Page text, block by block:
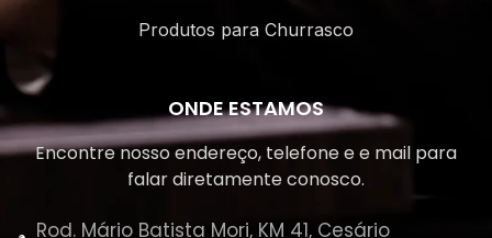
Produtos para Churrasco
ONDE ESTAMOS
Encontre nosso endereço, telefone e e mail para
falar diretamente conosco.
Rod. Mário Batista Mori, KM 41, Cesário